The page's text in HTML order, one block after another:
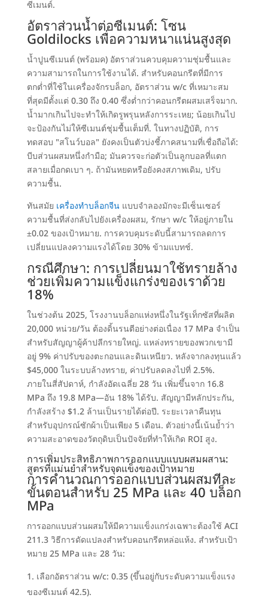
ซีเมนต์.
อัตราส่วนน้ำต่อซีเมนต์: โซน
Goldilocks เพื่อความหนาแน่นสูงสุด
น้ำปูนซีเมนต์ (พร้อมค) อัตราส่วนควบคุมความชุ่มชื้นและ
ความสามารถในการใช้งานได้. สำหรับคอนกรีตที่มีการ
ตกต่ำที่ใช้ในเครื่องจักรบล็อก, อัตราส่วน w/c ที่เหมาะสม
ที่สุดมีตั้งแต่ 0.30ถึง 0.40 ซึ่งต่ำกว่าคอนกรีตผสมเสร็จมาก.
น้ำมากเกินไปจะทำให้เกิดรูพรุนหลังการระเหย; น้อยเกินไป
จะป้องกันไม่ให้ซีเมนต์ชุ่มชื้นเต็มที่. ในทางปฏิบัติ, การ
ทดสอบ "สโนว์บอล" ยังคงเป็นตัวบ่งชี้ภาคสนามที่เชื่อถือได้:
บีบส่วนผสมหนึ่งกำมือ; มันควรจะก่อตัวเป็นลูกบอลที่แตก
สลายเมื่อกดเบา ๆ. ถ้ามันหยดหรือยังคงสภาพเดิม, ปรับ
ความชื้น.
ทันสมัย เครื่องทำบล็อกจีน แบบจำลองมักจะมีเซ็นเซอร์
ความชื้นที่ส่งกลับไปยังเครื่องผสม, รักษา w/c ให้อยู่ภายใน
±0.02 ของเป้าหมาย. การควบคุมระดับนี้สามารถลดการ
เปลี่ยนแปลงความแรงได้โดย 30%ข้ามแบทช์.
กรณีศึกษา: การเปลี่ยนมาใช้ทรายล้าง
ช่วยเพิ่มความแข็งแกร่งของเราด้วย
18%
ในช่วงต้น 2025, โรงงานบล็อกแห่งหนึ่งในรัฐเท็กซัสที่ผลิต
20,000หน่วย/วัน ต้องดิ้นรนตีอย่างต่อเนื่อง 17 MPa จำเป็น
สำหรับสัญญาผู้ค้าปลีกรายใหญ่. แหล่งทรายของพวกเขามี
อยู่ 9% ค่าปรับของตะกอนและดินเหนียว. หลังจากลงทุนแล้ว
$45,000ในระบบล้างทราย, ค่าปรับลดลงไปที่2.5%.
ภายในสี่สัปดาห์, กำลังอัดเฉลี่ย 28 วัน เพิ่มขึ้นจาก16.8
MPa ถึง 19.8 MPa—อัน 18%ได้รับ. สัญญามีหลักประกัน,
กำลังสร้าง $1.2 ล้านเป็นรายได้ต่อปี. ระยะเวลาคืนทุน
สำหรับอุปกรณ์ซักผ้าเป็นเพียง 5 เดือน. ตัวอย่างนี้เน้นย้ำว่า
ความสะอาดของวัตถุดิบเป็นปัจจัยที่ทำให้เกิด ROI สูง.
การเพิ่มประสิทธิภาพการออกแบบแบบผสมผสาน:
สูตรที่แม่นยำสำหรับจุดแข็งของเป้าหมาย
การคำนวณการออกแบบส่วนผสมทีละ
ขั้นตอนสำหรับ 25 MPa และ 40 บล็อก
MPa
การออกแบบส่วนผสมให้มีความแข็งแกร่งเฉพาะต้องใช้ ACI
211.3วิธีการดัดแปลงสำหรับคอนกรีตหล่อแห้ง. สำหรับเป้า
หมาย 25 MPa และ 28 วัน:
เลือกอัตราส่วน w/c: 0.35 (ขึ้นอยู่กับระดับความแข็งแรง
ของซีเมนต์ 42.5).